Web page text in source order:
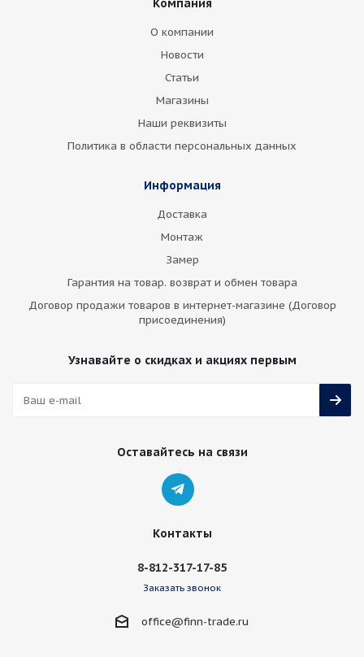
Компания
О компании
Новости
Статьи
Магазины
Наши реквизиты
Политика в области персональных данных
Информация
Доставка
Монтаж
Замер
Гарантия на товар. возврат и обмен товара
Договор продажи товаров в интернет-магазине (Договор
присоединения)
Узнавайте о скидках и акциях первым
Оставайтесь на связи
Контакты
8-812-317-17-85
Заказать звонок
office@finn-trade.ru